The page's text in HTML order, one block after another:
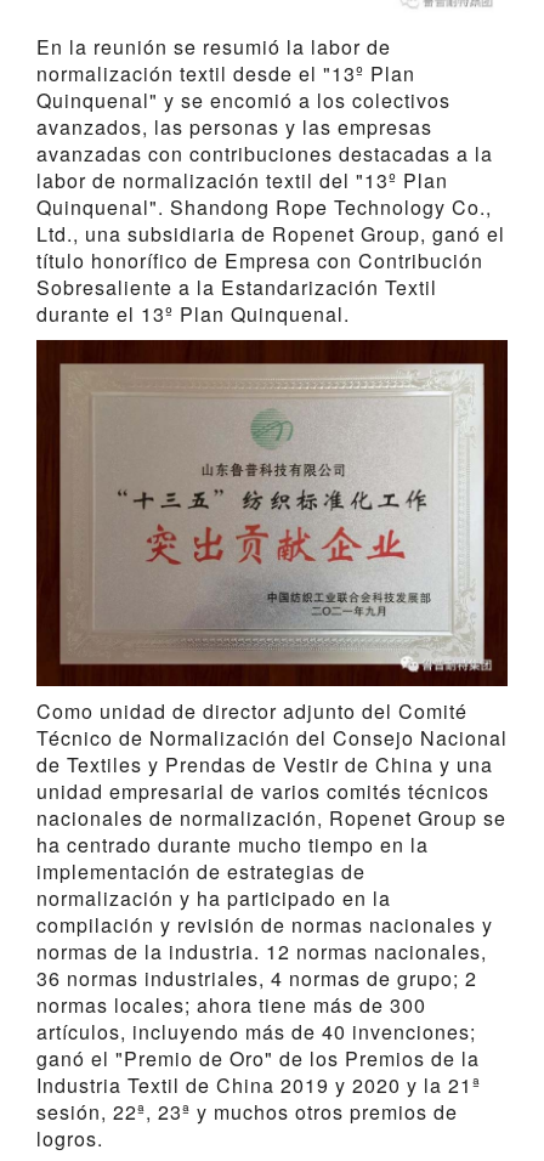
En la reunión se resumió la labor de
normalización textil desde el "13º Plan
Quinquenal" y se encomió a los colectivos
avanzados, las personas y las empresas
avanzadas con contribuciones destacadas a la
labor de normalización textil del "13º Plan
Quinquenal". Shandong Rope Technology Co.,
Ltd., una subsidiaria de Ropenet Group, ganó el
título honorífico de Empresa con Contribución
Sobresaliente a la Estandarización Textil
durante el 13º Plan Quinquenal.
Como unidad de director adjunto del Comité
Técnico de Normalización del Consejo Nacional
de Textiles y Prendas de Vestir de China y una
unidad empresarial de varios comités técnicos
nacionales de normalización, Ropenet Group se
ha centrado durante mucho tiempo en la
implementación de estrategias de
normalización y ha participado en la
compilación y revisión de normas nacionales y
normas de la industria. 12 normas nacionales,
36 normas industriales, 4 normas de grupo; 2
normas locales; ahora tiene más de 300
artículos, incluyendo más de 40 invenciones;
ganó el "Premio de Oro" de los Premios de la
Industria Textil de China 2019 y 2020 y la 21ª
sesión, 22ª, 23ª y muchos otros premios de
logros.